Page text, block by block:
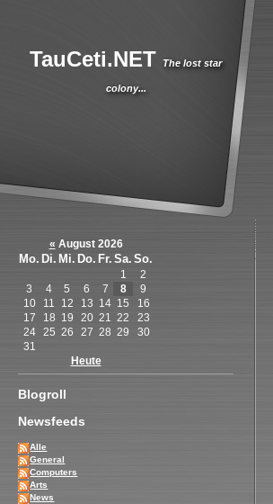
TauCeti.NET The lost star
colony...
« August 2026
Mo. Di. Mi. Do. Fr. Sa. So.
1
2
3
4 5 6 7 8
9
10
11 12 13 14 15
16
17
18 19 20 21 22
23
24
25 26 27 28 29
30
31
Heute
Blogroll
Newsfeeds
Alle
General
Computers
Arts
News